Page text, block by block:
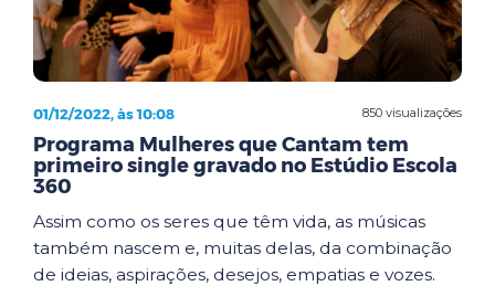
850 visualizações
01/12/2022, às 10:08
Programa Mulheres que Cantam tem
primeiro single gravado no Estúdio Escola
360
Assim como os seres que têm vida, as músicas
também nascem e, muitas delas, da combinação
de ideias, aspirações, desejos, empatias e vozes.